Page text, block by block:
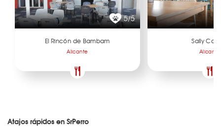
5/5
El Rincón de Bambam
Alicante
Sally
Alicante
Atajos rápidos en SrPerro